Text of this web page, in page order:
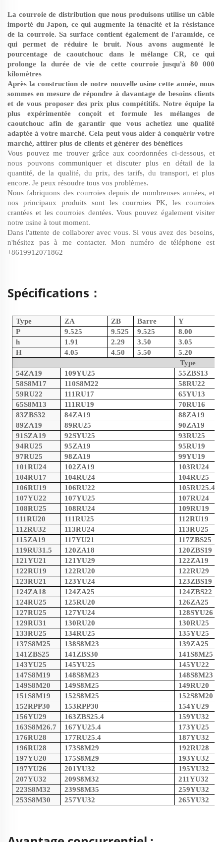
La courroie de distribution que nous produisons utilise un câble
importé du Japon, ce qui augmente la ténacité et la résistance
de la courroie. Sa surface contient également de l'aramide, ce
qui permet de réduire le bruit. Nous avons augmenté le
pourcentage de caoutchouc dans le mélange CR, ce qui
prolonge la durée de vie de cette courroie jusqu'à 80 000
kilomètres
Après la construction de notre nouvelle usine cette année, nous
sommes en mesure de répondre à davantage de besoins clients
et de vous proposer des prix plus compétitifs. Notre équipe la
plus expérimentée conçoit et formule les mélanges de
caoutchouc afin de garantir que vous achetiez une qualité
adaptée à votre marché. Cela peut vous aider à conquérir votre
marché, attirer plus de clients et générer des bénéfices
Vous pouvez me trouver grâce aux coordonnées ci-dessous, et
nous pouvons communiquer et discuter plus en détail de la
quantité, de la qualité, du prix, des tarifs, du transport, et plus
encore. Je peux résoudre tous vos problèmes.
Nous fabriquons des courroies depuis de nombreuses années, et
nos principaux produits sont les courroies PK, les courroies
crantées et les courroies dentées. Vous pouvez également visiter
notre usine à tout moment.
Dans l'attente de collaborer avec vous. Si vous avez des besoins,
n'hésitez pas à me contacter. Mon numéro de téléphone est
+8619912071862
Spécifications：
Type ZA ZB Barre
Y
P
9.525 9.525 9.525
8.00
h
1.91 2.29 3.50
3.05
H
4.05 4.50 5.50
5.20
Type
54ZA19
109YU25
55ZBS13
58S8M17
110S8M22
58RU22
59RU22
111RU17
65YU13
65S8M13
111RU19
70RU16
83ZBS32
84ZA19
88ZA19
89ZA19
89RU25
90ZA19
91SZA19
92SYU25
93RU25
94RU25
95ZA19
95RU19
97RU25
98ZA19
99YU19
101RU24
102ZA19
103RU24
104RU17
104RU24
104RU25
106RU19
106RU22
105RU25.4
107YU22
107YU25
107RU24
108RU25
108RU24
109RU19
111RU20
111RU25
112RU19
112RU32
113RU24
113RU25
115ZA19
117YU21
117ZBS25
119RU31.5
120ZA18
120ZBS19
121YU21
121YU29
122ZA19
122RU19
122RU20
122RU29
123RU21
123YU24
123ZBS19
124ZA18
124ZA25
124ZBS22
124RU25
125RU20
126ZA25
127RU25
127YU24
128SYU26
129RU31
130RU20
130RU25
133RU25
134RU25
135YU25
137S8M25
138S8M23
139ZA25
141ZBS25
141ZBS30
141S8M25
143YU25
145YU25
145YU22
147S8M19
148S8M23
148S8M23
149S8M20
149S8M25
149RU20
151S8M19
152S8M25
152S8M20
152RPP30
153RPP30
154YU29
156YU29
163ZBS25.4
159YU32
163S8M26.7
167YU25.4
173YU25
176RU28
177RU25.4
187YU32
196RU28
173S8M29
192RU28
197YU20
175S8M29
193YU32
197YU26
201YU32
195YU32
207YU32
209S8M32
211YU32
223S8M32
239S8M35
259YU32
253S8M30
257YU32 265YU32